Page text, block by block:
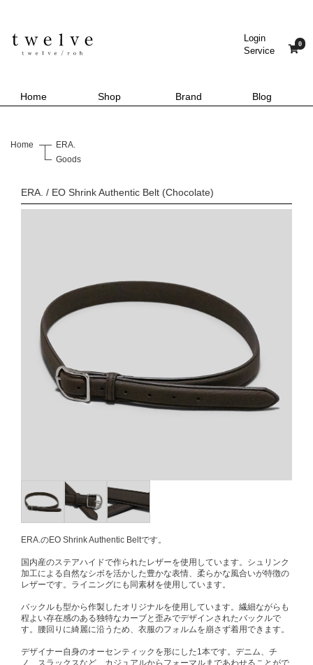
Login
Service
0
Home Shop Brand Blog
Home
ERA.
Goods
ERA. / EO Shrink Authentic Belt (Chocolate)
ERA.のEO Shrink Authentic Beltです。
国内産のステアハイドで作られたレザーを使用しています。シュリンク
加工による自然なシボを活かした豊かな表情、柔らかな風合いが特徴の
レザーです。ライニングにも同素材を使用しています。
バックルも型から作製したオリジナルを使用しています。繊細ながらも
程よい存在感のある独特なカーブと歪みでデザインされたバックルで
す。腰回りに綺麗に沿うため、衣服のフォルムを崩さず着用できます。
デザイナー自身のオーセンティックを形にした1本です。デニム、チ